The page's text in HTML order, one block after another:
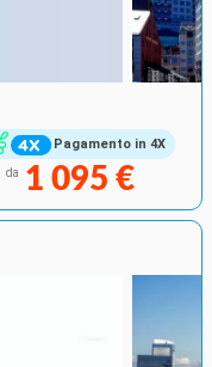
Pagamento in 4X
da 1 095 €